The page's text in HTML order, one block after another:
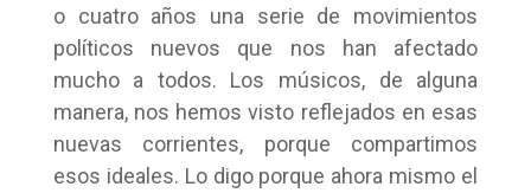
o cuatro años una serie de movimientos
políticos nuevos que nos han afectado
mucho a todos. Los músicos, de alguna
manera, nos hemos visto reflejados en esas
nuevas corrientes, porque compartimos
esos ideales. Lo digo porque ahora mismo el